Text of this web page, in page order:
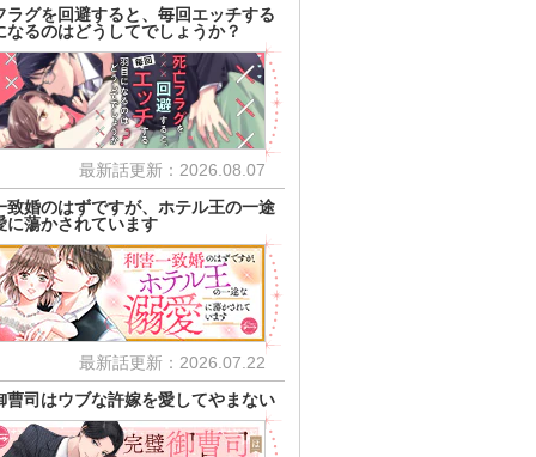
ラグを回避すると、毎回エッチする
なるのはどうしてでしょうか？
最新話更新：2026.08.07
致婚のはずですが、ホテル王の一途
に蕩かされています
最新話更新：2026.07.22
曹司はウブな許嫁を愛してやまない